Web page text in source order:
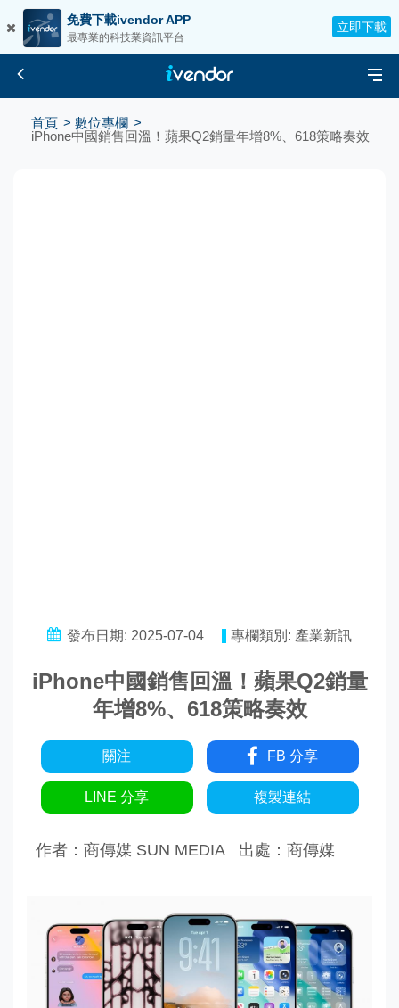
免費下載ivendor APP
最專業的科技業資訊平台
立即下載
首頁
數位專欄
iPhone中國銷售回溫！蘋果Q2銷量年增8%、618策略奏效
發布日期: 2025-07-04 專欄類別: 產業新訊
iPhone中國銷售回溫！蘋果Q2銷量
年增8%、618策略奏效
關注 FB 分享
LINE 分享 複製連結
作者：商傳媒 SUN MEDIA 出處：商傳媒